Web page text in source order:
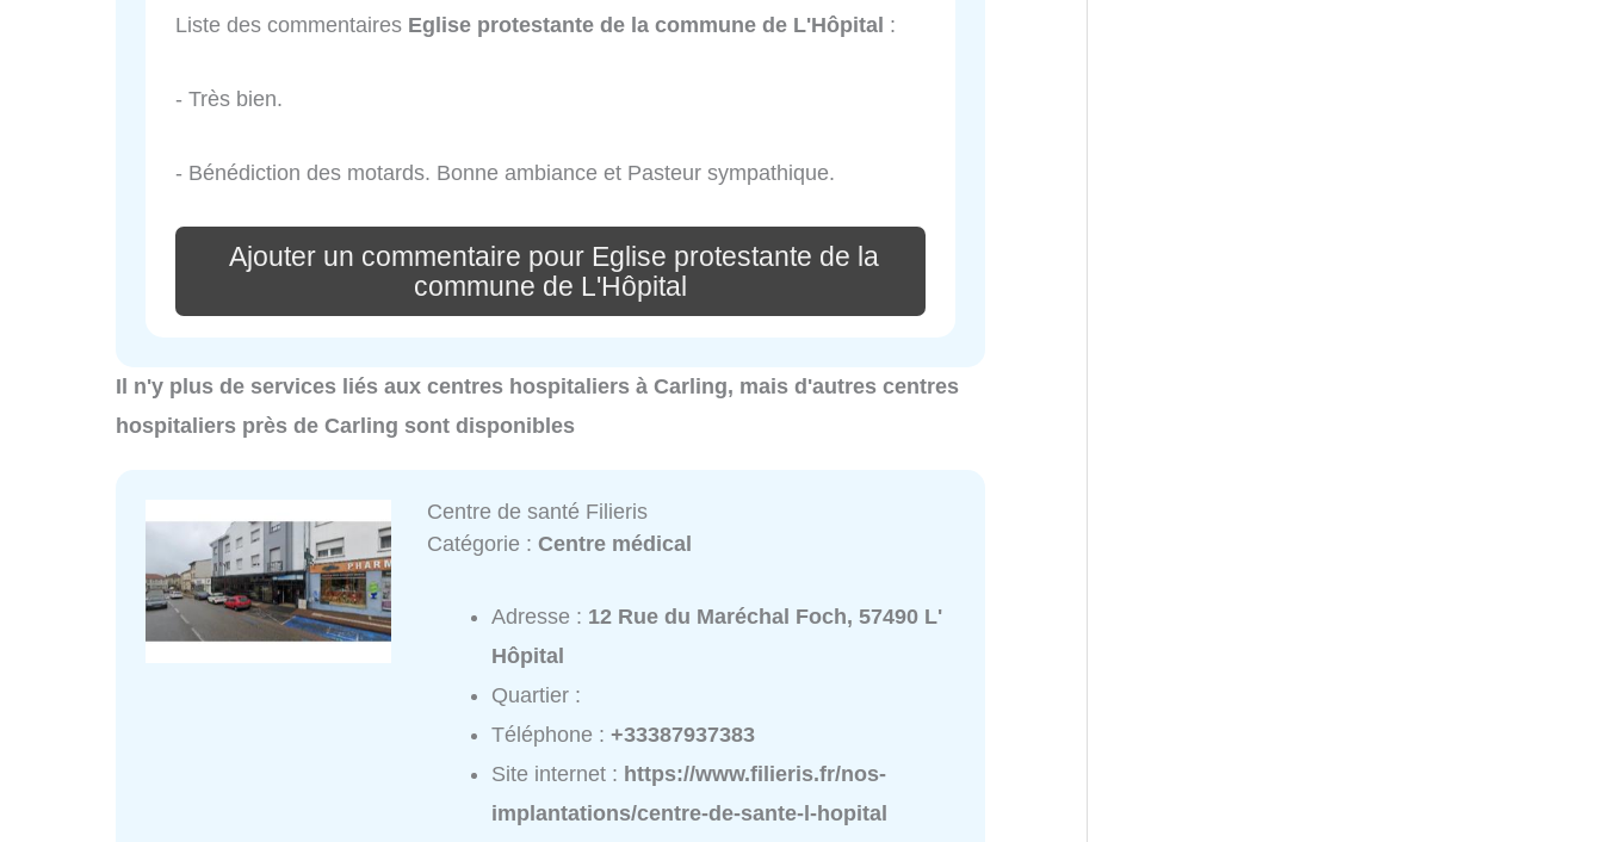
Liste des commentaires Eglise protestante de la commune de L'Hôpital :
- Très bien.
- Bénédiction des motards. Bonne ambiance et Pasteur sympathique.
Ajouter un commentaire pour Eglise protestante de la
commune de L'Hôpital
Il n'y plus de services liés aux centres hospitaliers à Carling, mais d'autres centres
hospitaliers près de Carling sont disponibles
Centre de santé Filieris
Catégorie :Centre médical
Adresse : 12 Rue du Maréchal Foch, 57490 L'
Hôpital
Quartier :
Téléphone :+33387937383
Site internet : https://www.filieris.fr/nos-
implantations/centre-de-sante-l-hopital